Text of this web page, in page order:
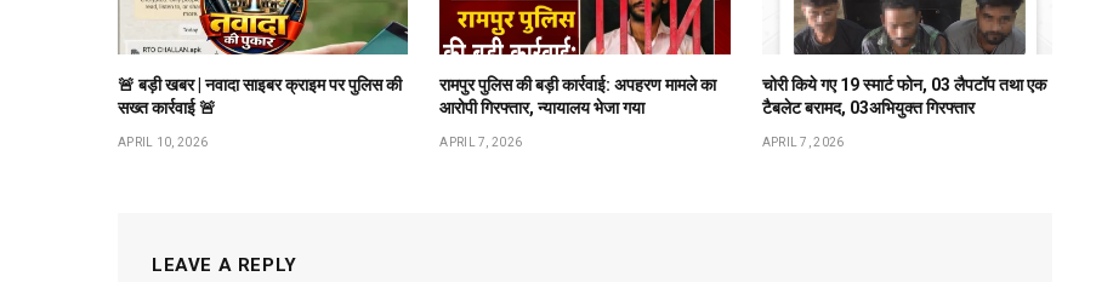
🚨 बड़ी खबर | नवादा साइबर क्राइम पर पुलिस की
सख्त कार्रवाई 🚨
APRIL 10, 2026
रामपुर पुलिस की बड़ी कार्रवाई: अपहरण मामले का
आरोपी गिरफ्तार, न्यायालय भेजा गया
APRIL 7, 2026
चोरी किये गए 19 स्मार्ट फोन, 03 लैपटॉप तथा एक
टैबलेट बरामद, 03अभियुक्त गिरफ्तार
APRIL 7, 2026
LEAVE A REPLY